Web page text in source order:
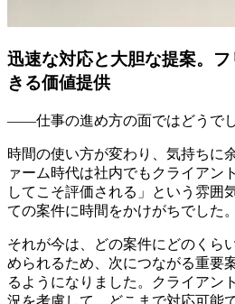
迅速な対応と大胆な提案。
きる価値提供
――仕事の進め方の面ではどうで
時間の使い方が変わり、気持ちに
ァーム時代は社内でもクライアン
してこそ評価される」という雰囲
ての案件に時間をかけがちでした。
それが今は、どの案件にどのくら
められるため、次につながる重要
るようになりました。クライアン
況を考慮して、どこまで対応可能